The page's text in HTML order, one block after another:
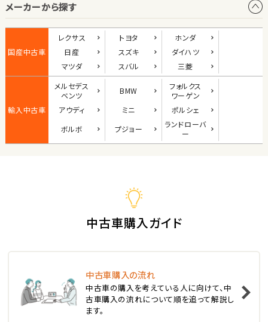
1位
ダイハツ
コペン
2
ロードスター
ホンダ
S660
1位
メーカーから探す
国産中古車
レクサス トヨタ
ホンダ
日産
スズキ
ダイハツ
マツダ
スバル 三菱
輸入中古車
メルセデス
ベンツ
BMW
フォルクス
ワーゲン
アウディ
ミニ
ポルシェ
ボルボ
プジョー ランドローバ
ー
中古車購入ガイド
中古車購入の流れ
中古車の購入を考えている人に向けて、中
古車購入の流れについて順を追って解説し
ます。